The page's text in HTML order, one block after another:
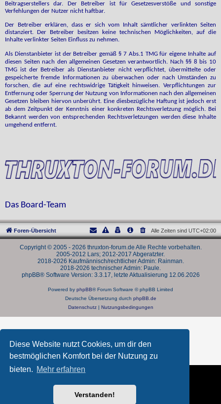
Diese Website nutzt Cookies, um dir den
bestmöglichen Komfort bei der Nutzung zu
bieten. Mehr erfahren
Verstanden!
Beitragserstellers dar. Der Betreiber ist für Gesetzesverstöße und sonstige
Verfehlungen der Nutzer nicht haftbar.
Der Betreiber erklären, dass er sich vom Inhalt sämtlicher verlinkten Seiten
distanziert. Der Betreiber besitzen keine technischen Möglichkeiten, auf die
Inhalte verlinkter Seiten Einfluss zu nehmen.
Als Dienstanbieter ist der Betreiber gemäß § 7 Abs.1 TMG für eigene Inhalte auf
diesen Seiten nach den allgemeinen Gesetzen verantwortlich. Nach §§ 8 bis 10
TMG ist der Betreiber als Dienstanbieter nicht verpflichtet, übermittelte oder
gespeicherte fremde Informationen zu überwachen oder nach Umständen zu
forschen, die auf eine rechtswidrige Tätigkeit hinweisen. Verpflichtungen zur
Entfernung oder Sperrung der Nutzung von Informationen nach den allgemeinen
Gesetzen bleiben hiervon unberührt. Eine diesbezügliche Haftung ist jedoch erst
ab dem Zeitpunkt der Kenntnis einer konkreten Rechtsverletzung möglich. Bei
Bekannt werden von entsprechenden Rechtsverletzungen werden diese Inhalte
umgehend entfernt.
Das Board-Team
Foren-Übersicht Alle Zeiten sind UTC+02:00
Copyright © 2005 - 2026 thruxton-forum.de Alle Rechte vorbehalten.
2005-2012 Lars; 2012-2017 Abgeratzter.
2018-2026 Kaufmännisch/rechtlicher Admin: Rainman.
2018-2026 technischer Admin: Paule.
phpBB® Software Version: 3.3.17, letzte Aktualisierung 12.06.2026
Powered by phpBB® Forum Software © phpBB Limited
Deutsche Übersetzung durch phpBB.de
Datenschutz| Nutzungsbedingungen